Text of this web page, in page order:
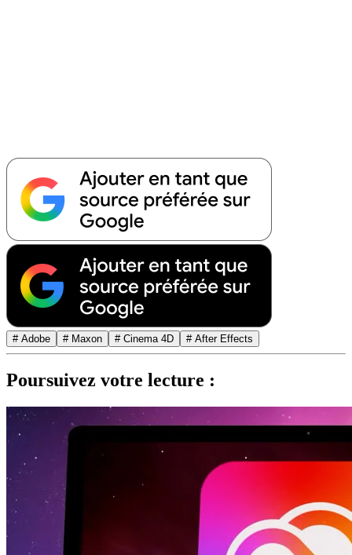
# Adobe # Maxon # Cinema 4D # After Effects
Poursuivez votre lecture :